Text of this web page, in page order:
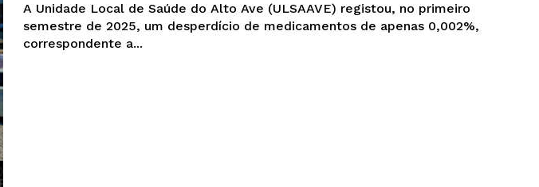
A Unidade Local de Saúde do Alto Ave (ULSAAVE) registou, no primeiro
semestre de 2025, um desperdício de medicamentos de apenas 0,002%,
correspondente a...